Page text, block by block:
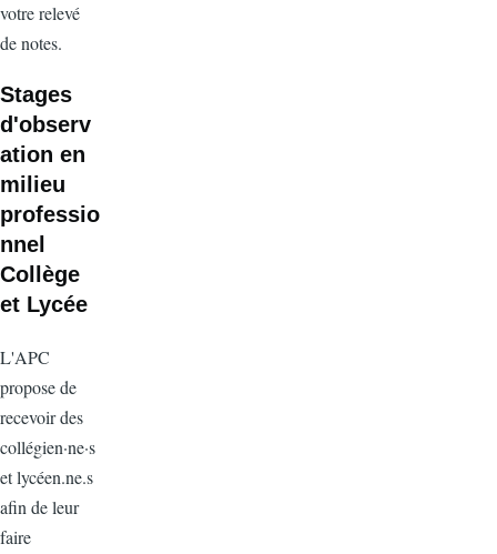
votre relevé
de notes.
Stages
d'observ
ation en
milieu
professio
nnel
Collège
et Lycée
L'APC
propose de
recevoir des
collégien·ne·s
et lycéen.ne.s
afin de leur
faire